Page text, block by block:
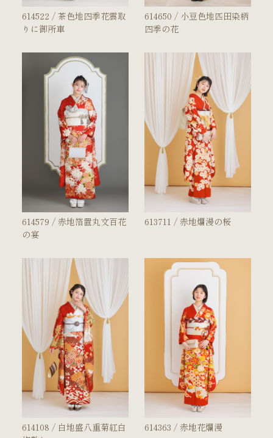
614522 / 茶色地四季花雲取
りに御所車
614650 / 小豆色地匹田染柄
四季の花
614579 / 赤地箔置丸文百花
の宴
613711 / 赤地爛漫の桜
614108 / 白地盛八重菊紅白
614363 / 赤地花爛漫